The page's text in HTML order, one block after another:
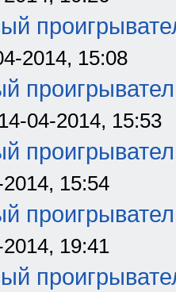
2014, 15:08
04-2014, 15:53
15:54
19:41